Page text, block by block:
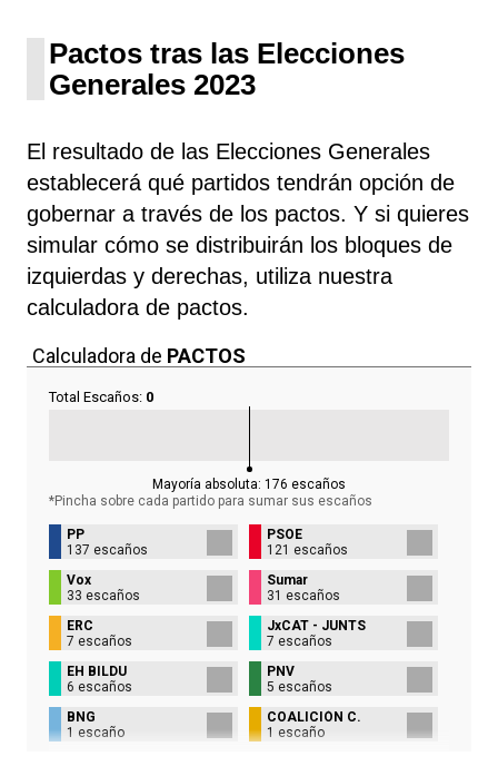
Pactos tras las Elecciones
Generales 2023
El resultado de las Elecciones Generales
establecerá qué partidos tendrán opción de
gobernar a través de los pactos. Y si quieres
simular cómo se distribuirán los bloques de
izquierdas y derechas, utiliza nuestra
calculadora de pactos.
Calculadora de PACTOS
Total Escaños: 0
Mayoría absoluta: 176 escaños
*Pincha sobre cada partido para sumar sus escaños
PP
137 escaños
PSOE
121 escaños
Vox
33 escaños
Sumar
31 escaños
ERC
7 escaños
JxCAT - JUNTS
7 escaños
EH BILDU
6 escaños
PNV
5 escaños
BNG
1 escaño
COALICIÓN C.
1 escaño